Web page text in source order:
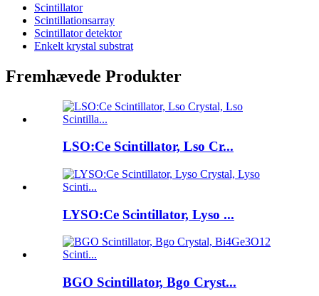
Scintillator
Scintillationsarray
Scintillator detektor
Enkelt krystal substrat
Fremhævede Produkter
LSO:Ce Scintillator, Lso Cr...
LYSO:Ce Scintillator, Lyso ...
BGO Scintillator, Bgo Cryst...